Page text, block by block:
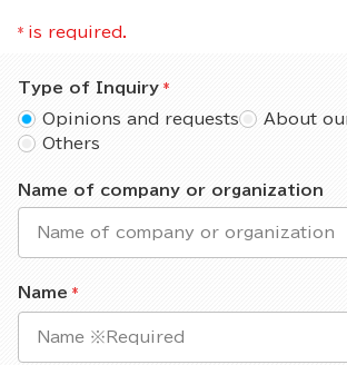
* is required.
Type of Inquiry
Opinions and requests
About
Others
Name of company or organization
Name